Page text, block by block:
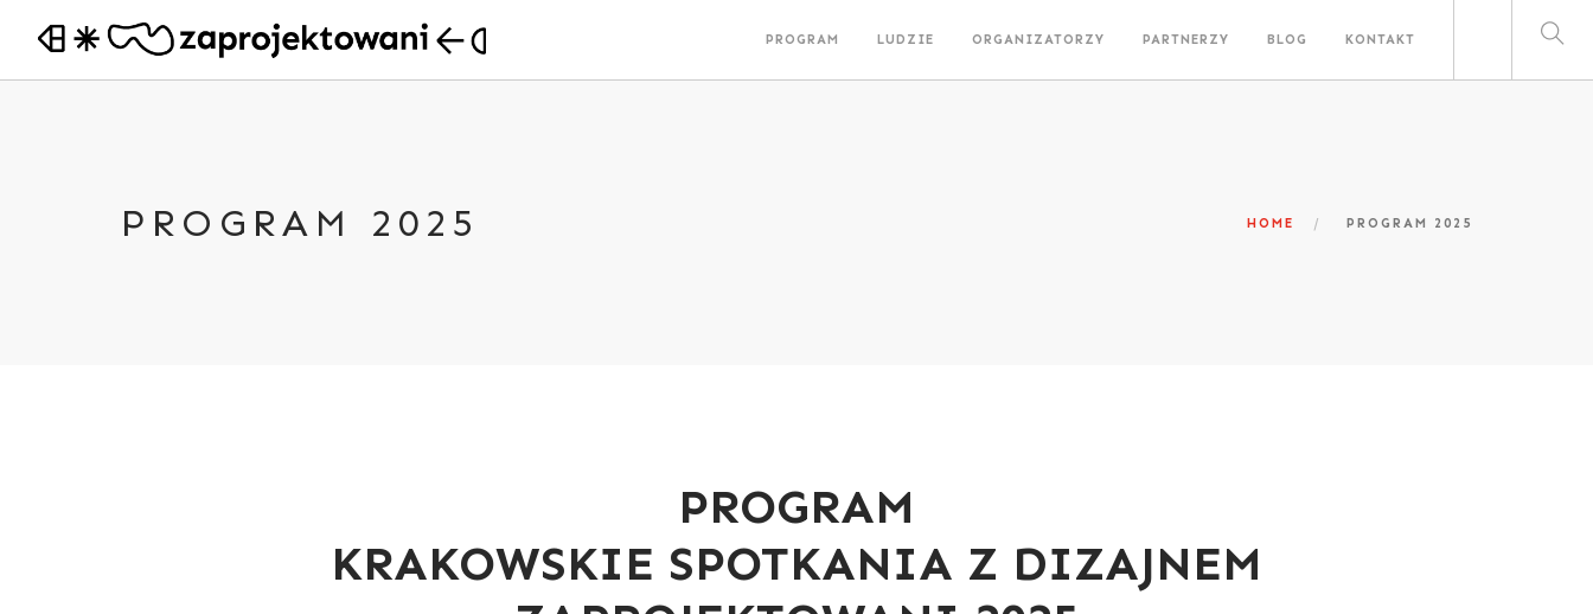
PROGRAM LUDZIE ORGANIZATORZY PARTNERZY BLOG KONTAKT
PROGRAM 2025 HOME PROGRAM 2025
PROGRAM
KRAKOWSKIE SPOTKANIA Z DIZAJNEM